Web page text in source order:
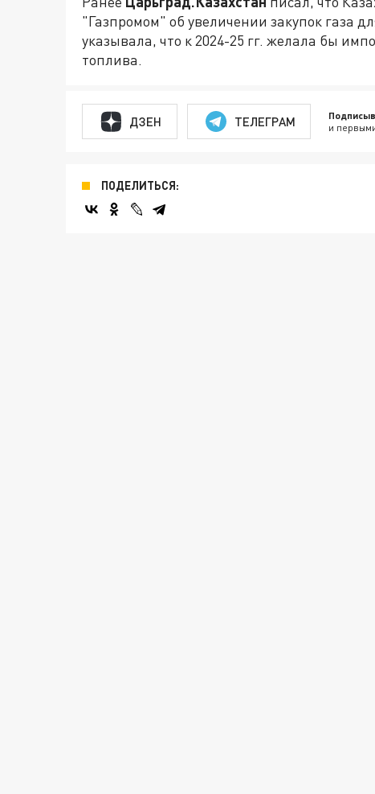
"Газпромом" об увеличении закупок газа
указывала, что к 2024-25 гг. желала бы
топлива.
ДЗЕН ТЕЛЕГРАМ и
ПОДЕЛИТЬСЯ: